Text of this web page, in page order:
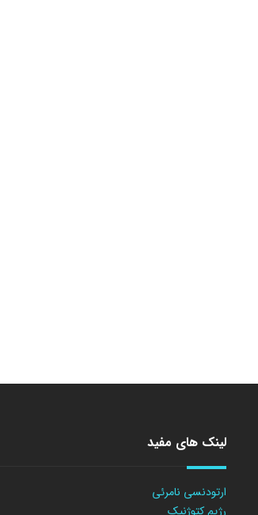
لینک های مفید
ارتودنسی نامرئی
رژیم کتوژنیک